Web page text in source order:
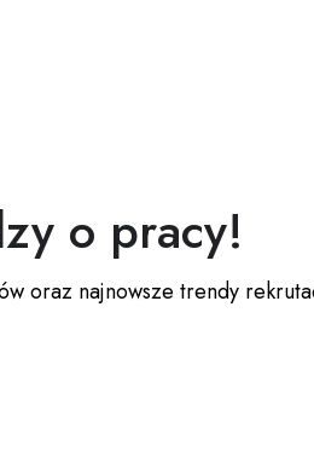
o pracy!
oraz najnowsze trendy